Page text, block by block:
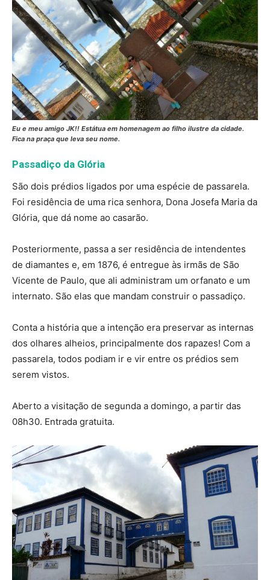
Eu e meu amigo JK!! Estátua em homenagem ao filho ilustre da cidade.
Fica na praça que leva seu nome.
Passadiço da Glória
São dois prédios ligados por uma espécie de passarela.
Foi residência de uma rica senhora, Dona Josefa Maria da
Glória, que dá nome ao casarão.
Posteriormente, passa a ser residência de intendentes
de diamantes e, em 1876, é entregue às irmãs de São
Vicente de Paulo, que ali administram um orfanato e um
internato. São elas que mandam construir o passadiço.
Conta a história que a intenção era preservar as internas
dos olhares alheios, principalmente dos rapazes! Com a
passarela, todos podiam ir e vir entre os prédios sem
serem vistos.
Aberto a visitação de segunda a domingo, a partir das
08h30. Entrada gratuita.